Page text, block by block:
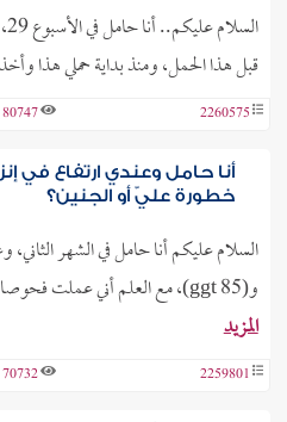
قبل هذا الحمل، ومنذ بداية حملي هذا
2260575
80747
أنا حامل وعندي ارتفاع في
خطورة عليّ أو الجنين؟
و(ggt 85)، مع العلم أني عملت فحوصات الفيروسات، وطلعت..
المزيد
2259801
70732